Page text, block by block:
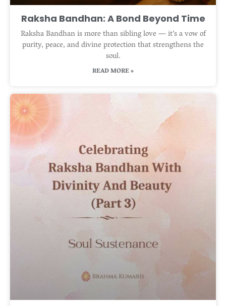
Raksha Bandhan: A Bond Beyond Time
Raksha Bandhan is more than sibling love — it’s a vow of
purity, peace, and divine protection that strengthens the
soul.
READ MORE »